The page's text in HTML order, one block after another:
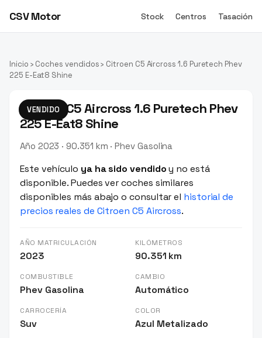
CSV Motor Stock Centros Tasación
Inicio › Coches vendidos› Citroen C5 Aircross 1.6 Puretech Phev
225 E-Eat8 Shine
VENDIDO
Citroen C5 Aircross 1.6 Puretech Phev
225 E-Eat8 Shine
Año 2023 · 90.351 km · Phev Gasolina
Este vehículo ya ha sido vendidoy no está
disponible. Puedes ver coches similares
disponibles más abajo o consultar el historial de
precios reales de Citroen C5 Aircross.
AÑO MATRICULACIÓN
2023
KILÓMETROS
90.351 km
COMBUSTIBLE
Phev Gasolina
CAMBIO
Automático
CARROCERÍA
Suv
COLOR
Azul Metalizado